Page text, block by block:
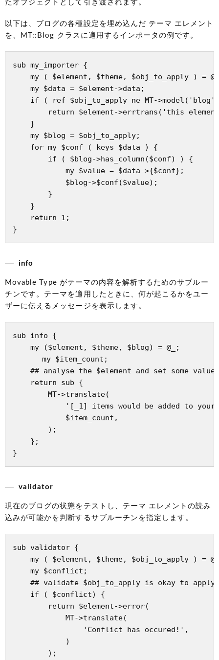
たオブジェクトとして引き渡されます。
以下は、ブログの各種設定を埋め込んだ テーマ エレメント
を、MT::Blog クラスに適用するインポータの例です。
sub my_importer {
my ( $element, $theme, $obj_to_apply ) =
    my $data = $element->data;
if ( ref $obj_to_apply ne MT-
return $element->errtrans('this
    }
    my $blog = $obj_to_apply;
    for my $conf ( keys $data ) {
        if ( $blog->has_column($conf) ) {
            my $value = $data->{$conf};
            $blog->$conf($value);
        }
    }
    return 1;
info
Movable Type がテーマの内容を解析するためのサブルー
チンです。テーマを適用したときに、何が起こるかをユー
ザーに伝えるメッセージを表示します。
sub info {
    my ($element, $theme, $blog) = @_;
my $item_count;
## analyse the $element and set some value
    return sub {
        MT->translate(
'[_1] items would be added to your
            $item_count,
        );
    };
validator
現在のブログの状態をテストし、テーマ エレメントの読み
込みが可能かを判断するサブルーチンを指定します。
sub validator {
my ( $element, $theme, $obj_to_apply ) =
    my $conflict;
## validate $obj_to_apply is okay to apply
    if ( $conflict) {
        return $element->error(
            MT->translate(
                'Conflict has occured!',
            )
        );